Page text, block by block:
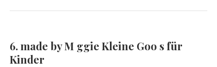
6. made by M ggie Kleine Goo s für
Kinder